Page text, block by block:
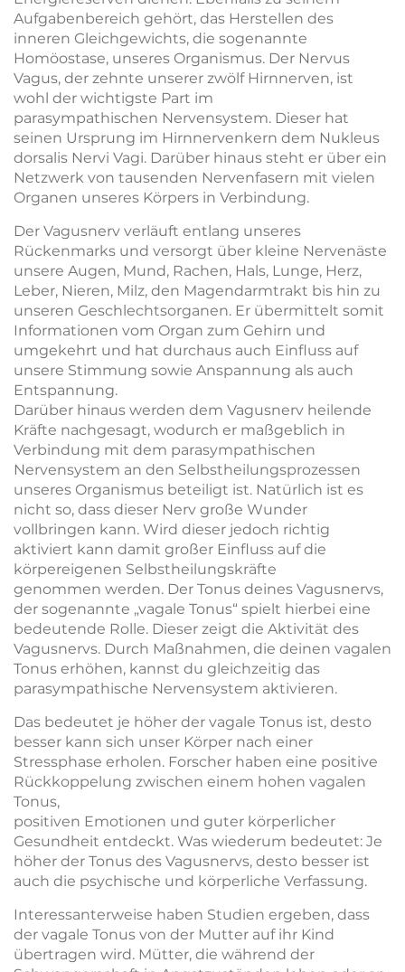
Aufgabenbereich gehört, das Herstellen des
inneren Gleichgewichts, die sogenannte
Homöostase, unseres Organismus. Der Nervus
Vagus, der zehnte unserer zwölf Hirnnerven, ist
wohl der wichtigste Part im
parasympathischen Nervensystem. Dieser hat
seinen Ursprung im Hirnnervenkern dem Nukleus
dorsalis Nervi Vagi. Darüber hinaus steht er über ein
Netzwerk von tausenden Nervenfasern mit vielen
Organen unseres Körpers in Verbindung.
Der Vagusnerv verläuft entlang unseres
Rückenmarks und versorgt über kleine Nervenäste
unsere Augen, Mund, Rachen, Hals, Lunge, Herz,
Leber, Nieren, Milz, den Magendarmtrakt bis hin zu
unseren Geschlechtsorganen. Er übermittelt somit
Informationen vom Organ zum Gehirn und
umgekehrt und hat durchaus auch Einfluss auf
unsere Stimmung sowie Anspannung als auch
Entspannung.
Darüber hinaus werden dem Vagusnerv heilende
Kräfte nachgesagt, wodurch er maßgeblich in
Verbindung mit dem parasympathischen
Nervensystem an den Selbstheilungsprozessen
unseres Organismus beteiligt ist. Natürlich ist es
nicht so, dass dieser Nerv große Wunder
vollbringen kann. Wird dieser jedoch richtig
aktiviert kann damit großer Einfluss auf die
körpereigenen Selbstheilungskräfte
genommen werden. Der Tonus deines Vagusnervs,
der sogenannte „vagale Tonus“ spielt hierbei eine
bedeutende Rolle. Dieser zeigt die Aktivität des
Vagusnervs. Durch Maßnahmen, die deinen vagalen
Tonus erhöhen, kannst du gleichzeitig das
parasympathische Nervensystem aktivieren.
Das bedeutet je höher der vagale Tonus ist, desto
besser kann sich unser Körper nach einer
Stressphase erholen. Forscher haben eine positive
Rückkoppelung zwischen einem hohen vagalen
Tonus,
positiven Emotionen und guter körperlicher
Gesundheit entdeckt. Was wiederum bedeutet: Je
höher der Tonus des Vagusnervs, desto besser ist
auch die psychische und körperliche Verfassung.
Interessanterweise haben Studien ergeben, dass
der vagale Tonus von der Mutter auf ihr Kind
übertragen wird. Mütter, die während der